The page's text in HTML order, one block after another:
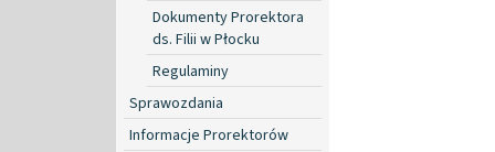
Dokumenty Prorektora
ds. Filii w Płocku
Regulaminy
Sprawozdania
Informacje Prorektorów